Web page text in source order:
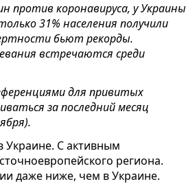
против коронавируса, у Украины
31% населения получили
бьют рекорды.
встречаются среди
для привитых
за последний месяц
Украине. С активным
региона.
даже ниже, чем в Украине.